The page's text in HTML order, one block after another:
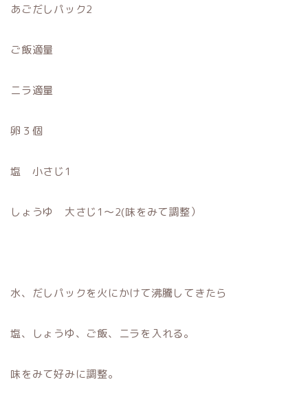
あごだしパック2
ご飯適量
ニラ適量
卵３個
塩 小さじ1
しょうゆ 大さじ1〜2(味をみて調整）
水、だしパックを火にかけて沸騰してきたら
塩、しょうゆ、ご飯、ニラを入れる。
味をみて好みに調整。